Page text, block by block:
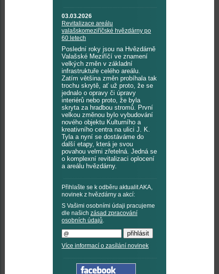
03.03.2026
Revitalizace areálu
valašskomeziříčské hvězdárny po
60 letech
Poslední roky jsou na Hvězdárně
Valašské Meziříčí ve znamení
velkých změn v základní
infrastruktuře celého areálu.
Zatím většina změn probíhala tak
trochu skrytě, ať už proto, že se
jednalo o opravy či úpravy
interiérů nebo proto, že byla
skryta za hradbou stromů. První
velkou změnou bylo vybudování
nového objektu Kulturního a
kreativního centra na ulici J. K.
Tyla a nyní se dostáváme do
další etapy, která je svou
povahou velmi zřetelná. Jedná se
o komplexní revitalizaci oplocení
a areálu hvězdárny.
Přihlašte se k odběru aktualit AKA,
novinek z hvězdárny a akcí:
S Vašimi osobními údaji pracujeme
dle našich zásad zpracování
osobních údajů.
Více informací o zasílání novinek